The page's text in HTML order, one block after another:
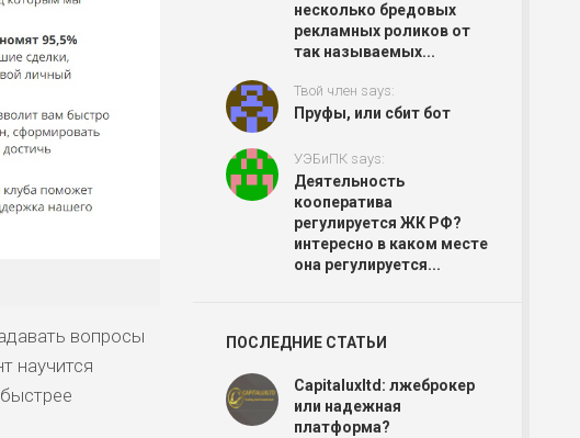
вопросы
научится
несколько бредовых
рекламных роликов от
так называемых...
Твой член says:
Пруфы, или сбит бот
УЭБиПК says:
Деятельность
кооператива
регулируется ЖК РФ?
интересно в каком месте
она регулируется...
ПОСЛЕДНИЕ СТАТЬИ
Capitaluxltd: лжеброкер
или надежная
платформа?